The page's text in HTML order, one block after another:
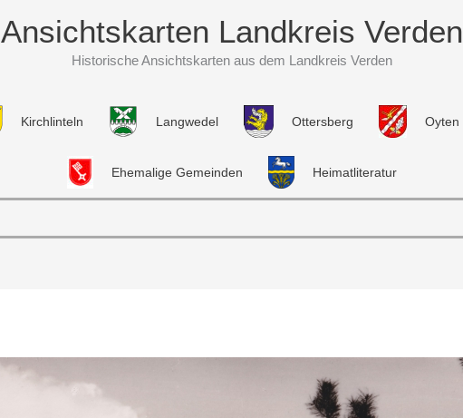
Ansichtskarten Landkreis Verden
Historische Ansichtskarten aus dem Landkreis Verden
Kirchlinteln Langwedel Ottersberg Oyten
Ehemalige Gemeinden Heimatliteratur